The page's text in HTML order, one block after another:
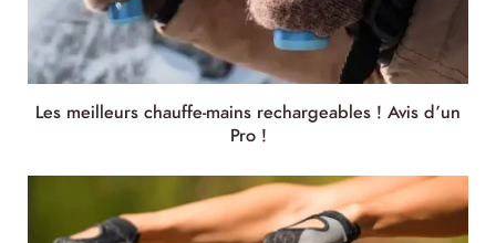
Les meilleurs chauffe-mains rechargeables ! Avis d’un
Pro !